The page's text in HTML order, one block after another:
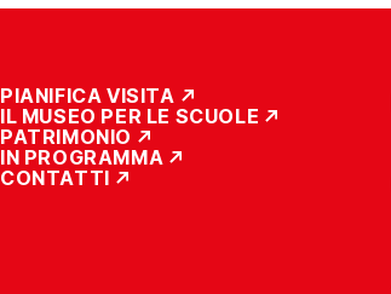
PIANIFICA VISITA
IL MUSEO PER LE SCUOLE
PATRIMONIO
IN PROGRAMMA
CONTATTI